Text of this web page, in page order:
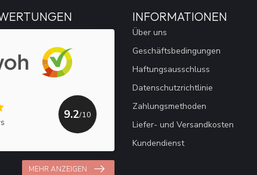
9.2/10
MEHR ANZEIGEN
INFORMATIONEN
Über uns
Geschäftsbedingungen
Haftungsausschluss
Datenschutzrichtlinie
Zahlungsmethoden
Liefer- und Versandkosten
Kundendienst